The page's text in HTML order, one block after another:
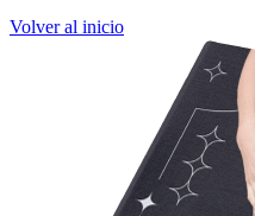
Volver al inicio